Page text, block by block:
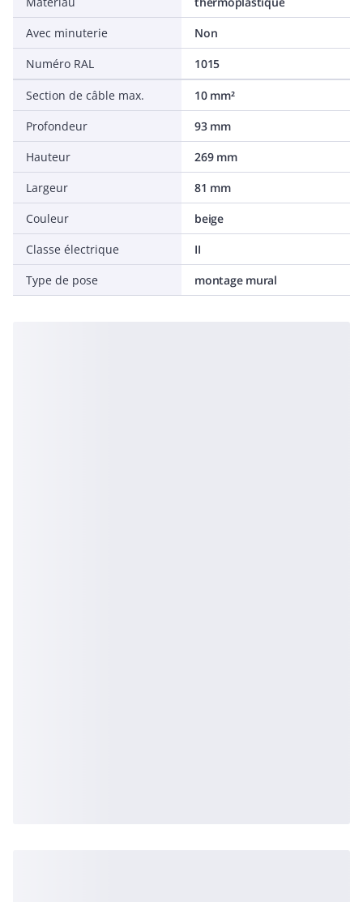
Avec minuterie
Non
Numéro RAL
1015
Section de câble max.
10 mm²
Profondeur
93 mm
Hauteur
269 mm
Largeur
81 mm
Couleur
beige
Classe électrique
II
Type de pose
montage mural